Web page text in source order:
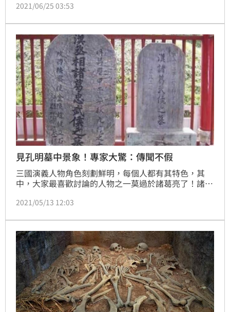
舊窮困，除了農耕之外，如何生存是一大危機，其中在
墓」的奇葩事蹟。
2021/06/25 03:53
見孔明墓中景象！專家大驚：傳聞不假
三國演義人物角色刻劃鮮明，每個人都有其特色，其
中，大家最喜歡討論的人物之一莫過於諸葛亮了！諸葛
慮；不過，最讓人覺得不可思議的是，很多史料都記
後能夠獲得安寧，他為其「身後事」做了一個安排；後
來考古學家進入諸葛亮的墓穴一看，對於墓中的景象大
為吃驚：「原來傳說是真的！」(記者唐家興)
2021/05/13 12:03